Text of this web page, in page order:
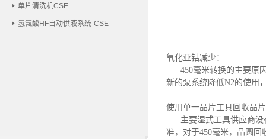
单片清洗机CSE
氢氟酸HF自动供液系统-CSE
氧化亚钴减少：
450毫米转换的主要原
新的泵系统降低N2的使用
使用单一晶片工具回收晶
主要湿式工具供应商
准，对于450毫米，晶圆